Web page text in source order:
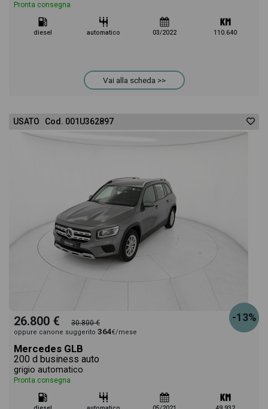
Pronta consegna
diesel automatico 03/2022 110.640
Vai alla scheda >>
USATO Cod. 001U362897
-13%
26.800 € 30.800 €
oppure canone suggerito 364€/mese
Mercedes GLB
200 d business auto
grigio automatico
Pronta consegna